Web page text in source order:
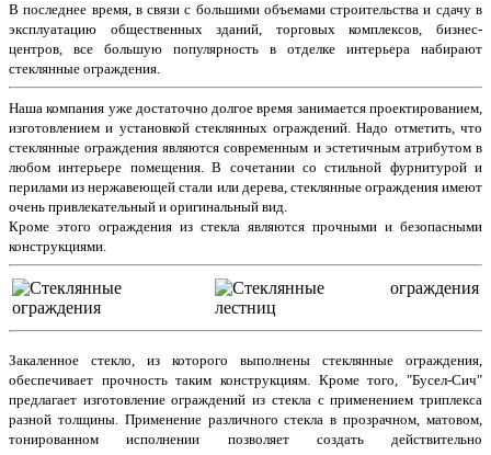
В последнее время, в связи с большими объемами строительства и сдачу в
эксплуатацию общественных зданий, торговых комплексов, бизнес-
центров, все большую популярность в отделке интерьера набирают
стеклянные ограждения.
Наша компания уже достаточно долгое время занимается проектированием,
изготовлением и установкой стеклянных ограждений. Надо отметить, что
стеклянные ограждения являются современным и эстетичным атрибутом в
любом интерьере помещения. В сочетании со стильной фурнитурой и
перилами из нержавеющей стали или дерева, стеклянные ограждения имеют
очень привлекательный и оригинальный вид.
Кроме этого ограждения из стекла являются прочными и безопасными
конструкциями.
Закаленное стекло, из которого выполнены стеклянные ограждения,
обеспечивает прочность таким конструкциям. Кроме того, "Бусел-Сич"
предлагает изготовление ограждений из стекла с применением триплекса
разной толщины. Применение различного стекла в прозрачном, матовом,
тонированном исполнении позволяет создать действительно